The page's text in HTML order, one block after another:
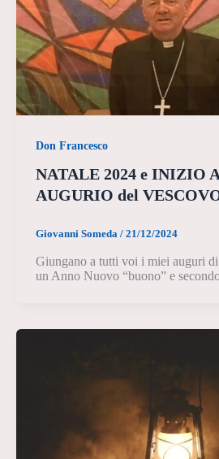
Don Francesco
NATALE 2024 e INIZIO
AUGURIO del
Giovanni Someda / 21/12/2024
Giungano a tutti voi i miei auguri
un Anno Nuovo “buono” e